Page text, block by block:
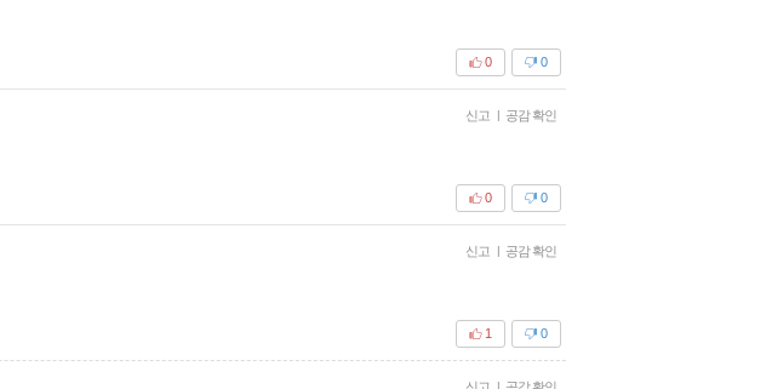
0
0
신고 | 공감 확인
0
0
신고 | 공감 확인
0
1
신고 | 공감 확인